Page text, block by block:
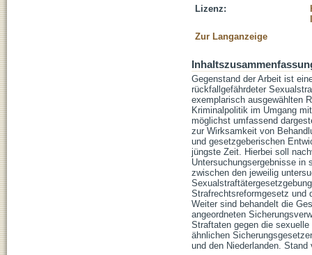
Lizenz:
Zur Langanzeige
Gegenstand der Arbeit ist
rückfallgefährdeter
exemplarisch ausgewählten
Kriminalpolitik im Umgang
möglichst umfassend
zur Wirksamkeit von
und gesetzgeberischen
jüngste Zeit. Hierbei soll
Untersuchungsergebnisse in
zwischen den jeweilig
Strafrechtsreformgesetz und
Weiter sind behandelt die
angeordneten
Straftaten gegen die
ähnlichen
und den Niederlanden.